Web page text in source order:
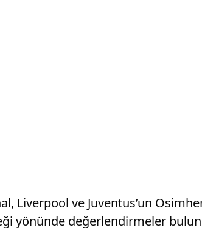
Liverpool ve Juventus’un
yönünde değerlendirmeler